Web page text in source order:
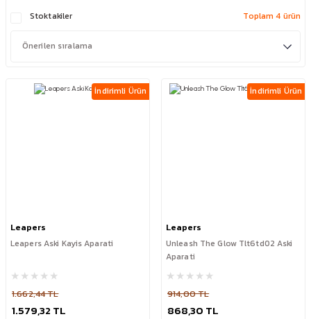
Stoktakiler Toplam 4 ürün
İndirimli Ürün
Leapers
Leapers Aski Kayis Aparati
1.662,44 TL
1.579,32 TL
İndirimli Ürün
Leapers
Unleash The Glow Tlt6td02 Aski
Aparati
914,00 TL
868,30 TL